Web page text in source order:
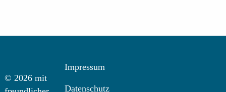
© 2026 mit
Impressum
Datenschutz